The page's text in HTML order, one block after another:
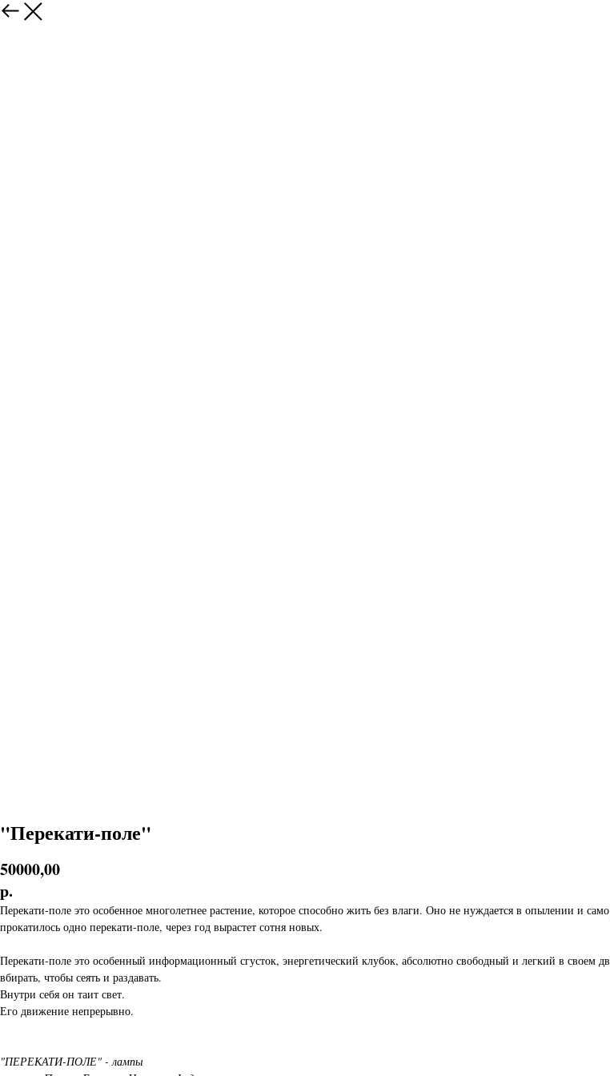
"Перекати-поле"
50000,00
р.
Перекати-поле это особенное многолетнее растение, которое способно жить без влаги. Оно не нуждается в опылении и
прокатилось одно перекати-поле, через год вырастет сотня новых.
Перекати-поле это особенный информационный сгусток, энергетический клубок, абсолютно свободный и легкий в
вбирать, чтобы сеять и раздавать.
Внутри себя он таит свет.
Его движение непрерывно.
"ПЕРЕКАТИ-ПОЛЕ" - лампы